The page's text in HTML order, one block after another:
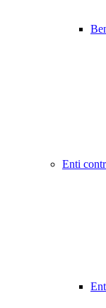
Enti